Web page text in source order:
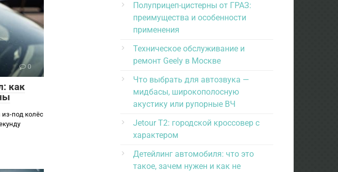
0
как
под колёс
Полуприцеп-цистерны от ГРАЗ:
преимущества и особенности
применения
Техническое обслуживание и
ремонт Geely в Москве
Что выбрать для автозвука —
мидбасы, широкополосную
акустику или рупорные ВЧ
Jetour T2: городской кроссовер с
характером
Детейлинг автомобиля: что это
такое, зачем нужен и как не